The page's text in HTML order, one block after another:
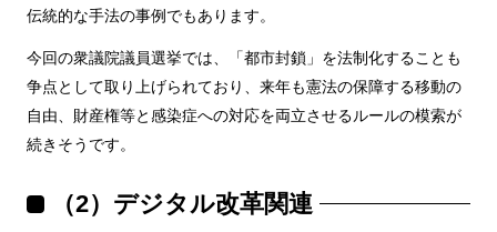
伝統的な手法の事例でもあります。
今回の衆議院議員選挙では、「都市封鎖」を法制化することも
争点として取り上げられており、来年も憲法の保障する移動の
自由、財産権等と感染症への対応を両立させるルールの模索が
続きそうです。
（2）デジタル改革関連